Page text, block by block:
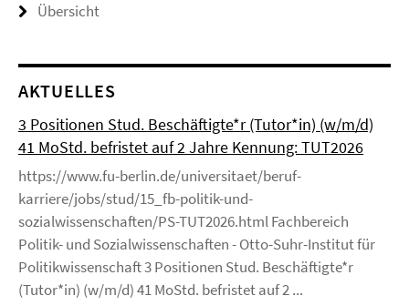
Übersicht
AKTUELLES
3 Positionen Stud. Beschäftigte*r (Tutor*in) (w/m/d)
41 MoStd. befristet auf 2 Jahre Kennung: TUT2026
https://www.fu-berlin.de/universitaet/beruf-
karriere/jobs/stud/15_fb-politik-und-
sozialwissenschaften/PS-TUT2026.html Fachbereich
Politik- und Sozialwissenschaften - Otto-Suhr-Institut für
Politikwissenschaft 3 Positionen Stud. Beschäftigte*r
(Tutor*in) (w/m/d) 41 MoStd. befristet auf 2 ...